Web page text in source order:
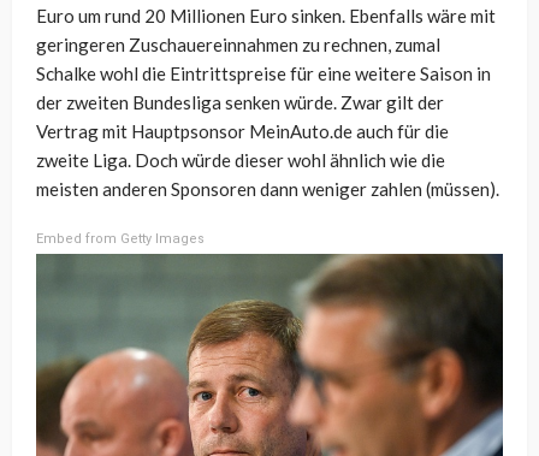
Euro um rund 20 Millionen Euro sinken. Ebenfalls wäre mit
geringeren Zuschauereinnahmen zu rechnen, zumal
Schalke wohl die Eintrittspreise für eine weitere Saison in
der zweiten Bundesliga senken würde. Zwar gilt der
Vertrag mit Hauptpsonsor MeinAuto.de auch für die
zweite Liga. Doch würde dieser wohl ähnlich wie die
meisten anderen Sponsoren dann weniger zahlen (müssen).
Embed from Getty Images